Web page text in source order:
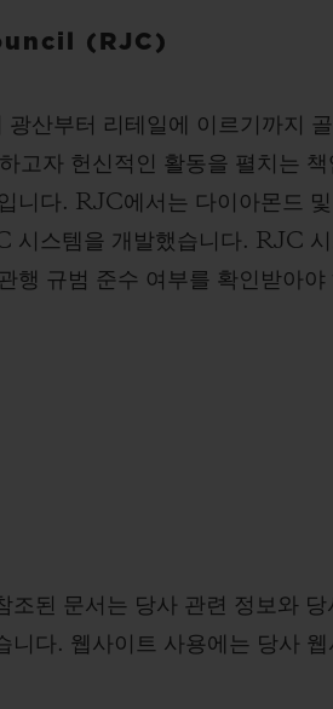
(RJC)
산부터 리테일에 이르기까지
고자 헌신적인 활동을 펼치는
다. RJC에서는 다이아몬드 및
시스템을 개발했습니다. RJC
행 규범 준수 여부를 확인받아
조된 문서는 당사 관련 정보와
니다. 웹사이트 사용에는 당사